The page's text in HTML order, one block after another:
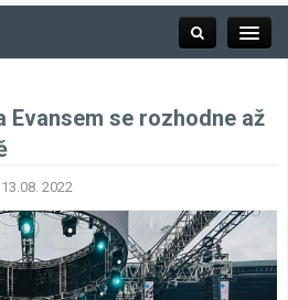
Závodní série
Kalendář F1
Evansem se rozhodne až
13.08. 2022